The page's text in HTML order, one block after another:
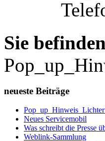
Sie
neueste Beiträge
Neues Servicemobil
Was schreibt die Presse
Weblink-Sammlung